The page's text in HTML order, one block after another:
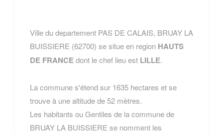
Ville du departement PAS DE CALAIS, BRUAY LA
BUISSIERE (62700) se situe en region HAUTS
DE FRANCEdont le chef lieu est LILLE.
La commune s'étend sur 1635 hectares et se
trouve à une altitude de 52 mètres.
Les habitants ou Gentiles de la commune de
BRUAY LA BUISSIERE se nomment les